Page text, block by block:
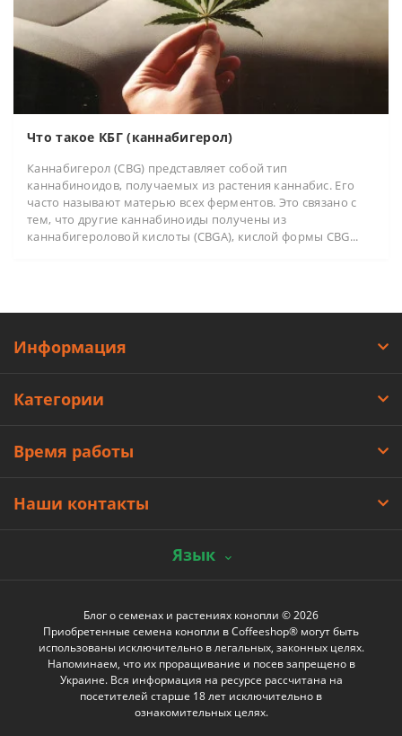
Что такое КБГ (каннабигерол)
Каннабигерол (CBG) представляет собой тип
каннабиноидов, получаемых из растения каннабис. Его
часто называют матерью всех ферментов. Это связано с
тем, что другие каннабиноиды получены из
каннабигероловой кислоты (CBGA), кислой формы CBG...
Информация
Категории
Время работы
Наши контакты
Язык
Блог о семенах и растениях конопли © 2026
Приобретенные семена конопли в Coffeeshop® могут быть
использованы исключительно в легальных, законных целях.
Напоминаем, что их проращивание и посев запрещено в
Украине. Вся информация на ресурсе рассчитана на
посетителей старше 18 лет исключительно в
ознакомительных целях.